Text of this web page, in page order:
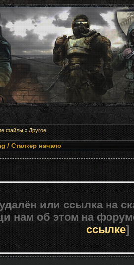
файлы» Другое
begining /
или ссылка на
нам об этом на
ссылке]